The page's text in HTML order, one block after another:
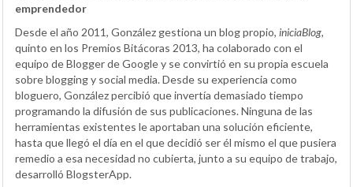
emprendedor
Desde el año 2011, González gestiona un blog propio, iniciaBlog,
quinto en los Premios Bitácoras 2013, ha colaborado con el
equipo de Blogger de Google y se convirtió en su propia escuela
sobre blogging y social media. Desde su experiencia como
bloguero, González percibió que invertía demasiado tiempo
programando la difusión de sus publicaciones. Ninguna de las
herramientas existentes le aportaban una solución eficiente,
hasta que llegó el día en el que decidió ser él mismo el que pusiera
remedio a esa necesidad no cubierta, junto a su equipo de trabajo,
desarrolló BlogsterApp.